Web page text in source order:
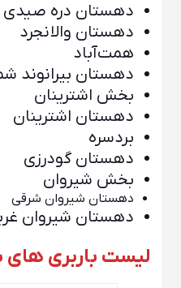
دهستان دره صیدی
دهستان والانجرد
همت‌آباد
دهستان بیرانوند
بخش اشترینان
دهستان اشترینان
بردسره
دهستان گودرزی
بخش شیروان
دهستان شیروان شرقی
دهستان شیروان
لیست باربری های